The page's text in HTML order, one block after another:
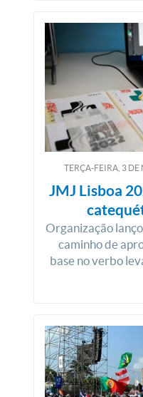
TERÇA-FEIRA, 3DE
JMJ Lisboa
Organização
caminho de
base no verbo